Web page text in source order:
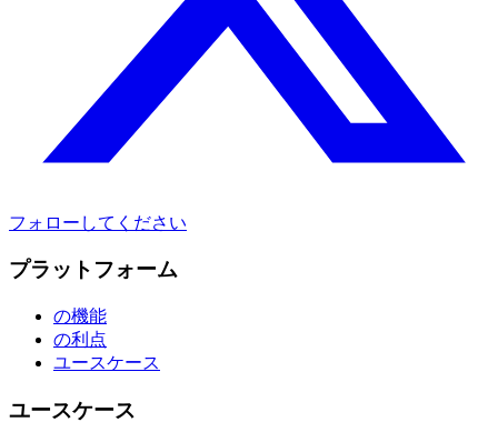
フォローしてください
プラットフォーム
の機能
の利点
ユースケース
ユースケース